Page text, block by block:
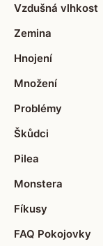
Vzdušná vlhkost
Zemina
Hnojení
Množení
Problémy
Škůdci
Pilea
Monstera
Fíkusy
FAQ Pokojovky